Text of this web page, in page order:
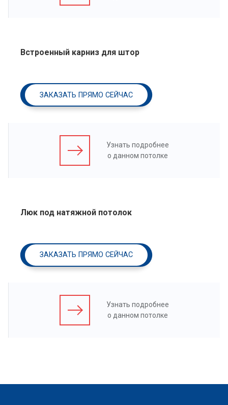
Встроенный карниз для штор
ЗАКАЗАТЬ ПРЯМО СЕЙЧАС
Узнать подробнее
о данном потолке
Люк под натяжной потолок
ЗАКАЗАТЬ ПРЯМО СЕЙЧАС
Узнать подробнее
о данном потолке